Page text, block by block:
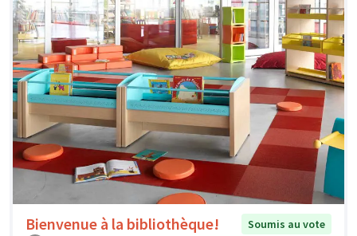
Bienvenue à la bibliothèque!
Soumis au vote